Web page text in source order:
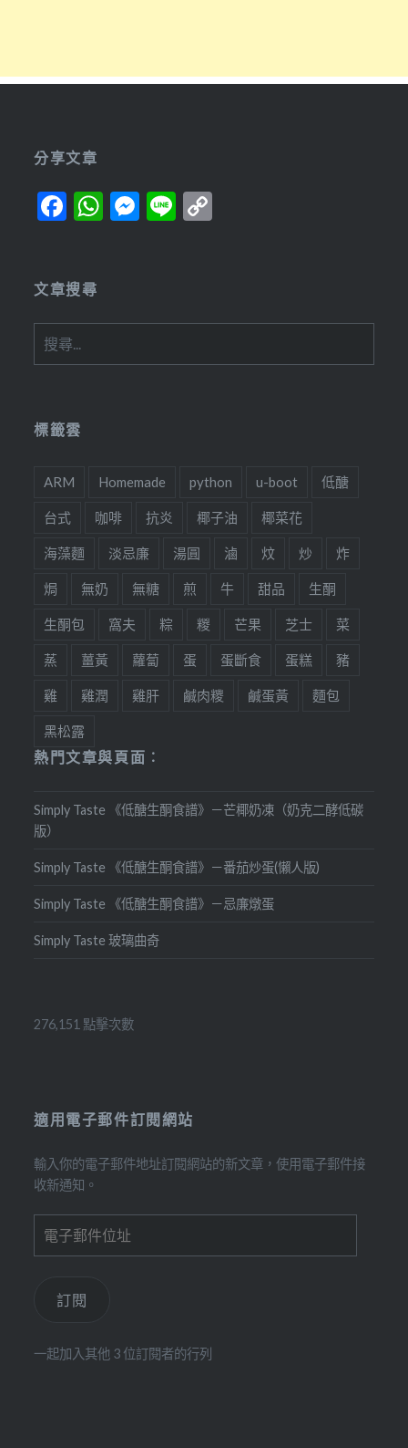
分享文章
Facebook
WhatsApp
Messenger
Line
文章搜尋
尋
標籤雲
ARM Homemade python u-boot 低醣
台式 咖啡 抗炎 椰子油 椰菜花
海藻麵 淡忌廉 湯圓 滷 炆 炒 炸
焗 無奶 無糖 煎 牛 甜品 生酮
生酮包 窩夫 粽 糉 芒果 芝士 菜
蒸 薑黃 蘿蔔 蛋 蛋斷食 蛋糕 豬
雞 雞潤 雞肝 鹹肉糭 鹹蛋黃 麵包
黑松露
熱門文章與頁面︰
Simply Taste 《低醣生酮食譜》－芒椰奶凍（奶克二酵低碳
版）
Simply Taste 《低醣生酮食譜》－番茄炒蛋(懶人版)
Simply Taste 《低醣生酮食譜》－忌廉燉蛋
Simply Taste 玻璃曲奇
276,151 點擊次數
適用電子郵件訂閱網站
輸入你的電子郵件地址訂閱網站的新文章，使用電子郵件接
收新通知。
子
訂閱
一起加入其他 3 位訂閱者的行列